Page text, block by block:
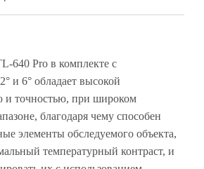
640 Pro в комплекте с
и 6° обладает высокой
и точностью, при широком
благодаря чему способен
элементы обследуемого объекта,
температурный контраст, и